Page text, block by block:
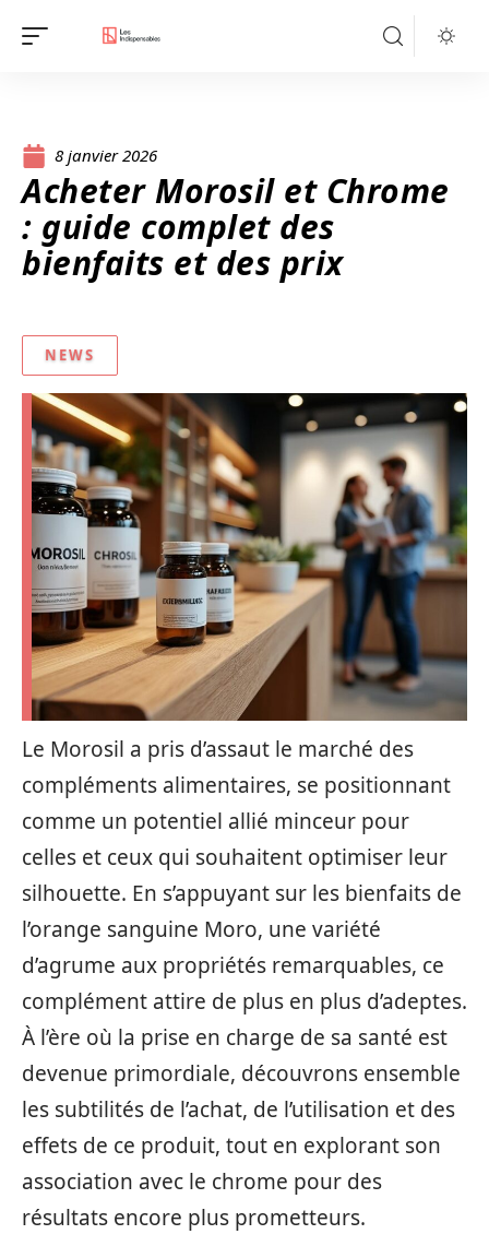
8 janvier 2026
Acheter Morosil et Chrome
: guide complet des
bienfaits et des prix
NEWS
Le Morosil a pris d’assaut le marché des
compléments alimentaires, se positionnant
comme un potentiel allié minceur pour
celles et ceux qui souhaitent optimiser leur
silhouette. En s’appuyant sur les bienfaits de
l’orange sanguine Moro, une variété
d’agrume aux propriétés remarquables, ce
complément attire de plus en plus d’adeptes.
À l’ère où la prise en charge de sa santé est
devenue primordiale, découvrons ensemble
les subtilités de l’achat, de l’utilisation et des
effets de ce produit, tout en explorant son
association avec le chrome pour des
résultats encore plus prometteurs.